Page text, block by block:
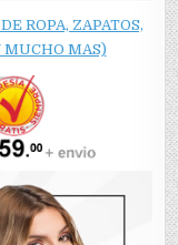
ROPA, ZAPATOS,
MUCHO MAS)